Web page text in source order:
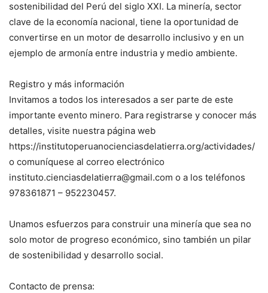
sostenibilidad del Perú del siglo XXI. La minería, sector
clave de la economía nacional, tiene la oportunidad de
convertirse en un motor de desarrollo inclusivo y en un
ejemplo de armonía entre industria y medio ambiente.
Registro y más información
Invitamos a todos los interesados a ser parte de este
importante evento minero. Para registrarse y conocer más
detalles, visite nuestra página web
https://institutoperuanocienciasdelatierra.org/actividades/
o comuníquese al correo electrónico
instituto.cienciasdelatierra@gmail.com o a los teléfonos
978361871 – 952230457.
Unamos esfuerzos para construir una minería que sea no
solo motor de progreso económico, sino también un pilar
de sostenibilidad y desarrollo social.
Contacto de prensa: